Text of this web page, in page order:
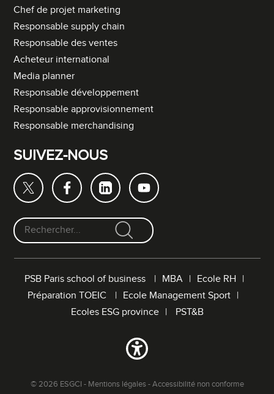
Chef de projet marketing
Responsable supply chain
Responsable des ventes
Acheteur international
Media planner
Responsable développement
Responsable approvisionnement
Responsable merchandising
SUIVEZ-NOUS
F
PSB Paris school of business MBA
Ecole RH
Préparation TOEIC
Ecole Management Sport
Ecoles ESG province
PST&B
© 2026 ESGCI - Mentions légales-Accessibilité non conforme